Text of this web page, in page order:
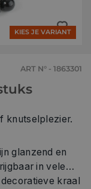
KIES JE VARIANT
ART N° - 1863301
knutselplezier.
glanzend en
in vele
kraal